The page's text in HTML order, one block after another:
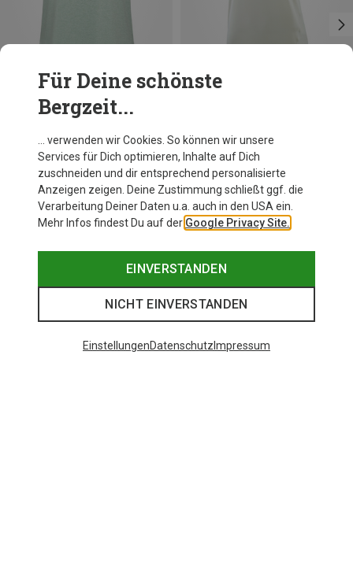
Black Diamond
Damen Circuit Top
M L
Für Deine schönste
Bergzeit...
… verwenden wir Cookies. So können wir unsere
Services für Dich optimieren, Inhalte auf Dich
zuschneiden und dir entsprechend personalisierte
Anzeigen zeigen. Deine Zustimmung schließt ggf. die
Verarbeitung Deiner Daten u.a. auch in den USA ein.
Mehr Infos findest Du auf der Google Privacy Site.
EINVERSTANDEN
NICHT EINVERSTANDEN
EinstellungenDatenschutz Impressum